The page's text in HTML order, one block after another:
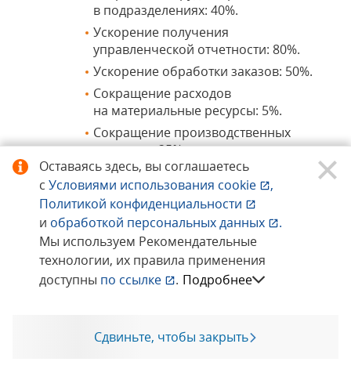
в подразделениях: 40%.
Ускорение получения
управленческой отчетности: 80%.
Ускорение обработки заказов: 50%.
Сокращение расходов
на материальные ресурсы: 5%.
Сокращение производственных
издержек: 25%.
Сокращение длительности простоев
оборудования: 10%.
Снижение производственного
брака: 30%.
Продукты 1С, внедренные
Наименование продукта:
«1С:Предприятие 8. Транспортная
Оставаясь здесь, вы соглашаетесь
с Условиями использования cookie
,
Политикой конфиденциальности
и обработкой персональных данных
.
Мы используем Рекомендательные
технологии, их правила применения
доступны по ссылке . Подробнее
Сдвиньте, чтобы закрыть
Позвоните мне